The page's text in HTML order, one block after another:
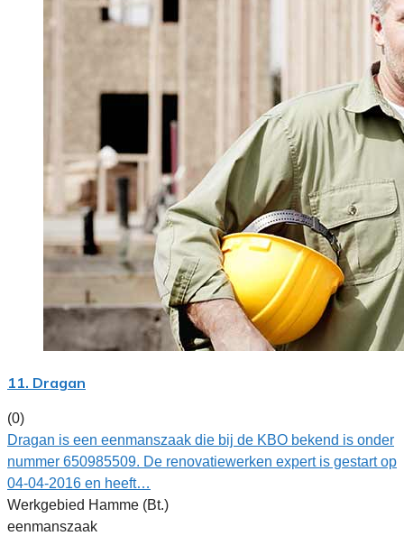
11. Dragan
(0)
Dragan is een eenmanszaak die bij de KBO bekend is onder
nummer 650985509. De renovatiewerken expert is gestart op
04-04-2016 en heeft…
Werkgebied Hamme (Bt.)
eenmanszaak